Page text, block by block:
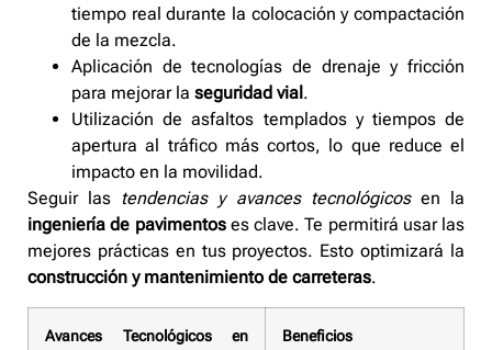
tiempo real durante la colocación y compactación
de la mezcla.
Aplicación de tecnologías de drenaje y fricción
para mejorar la seguridad vial .
Utilización de asfaltos templados y tiempos de
apertura al tráfico más cortos, lo que reduce el
impacto en la movilidad.
Seguir las tendencias y avances tecnológicosen la
ingeniería de pavimentoses clave. Te permitirá usar las
mejores prácticas en tus proyectos. Esto optimizará la
construcción y mantenimiento de carreteras.
Avances Tecnológicos en
Beneficios